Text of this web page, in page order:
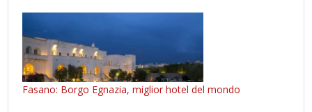
Fasano: Borgo Egnazia, miglior hotel del mondo